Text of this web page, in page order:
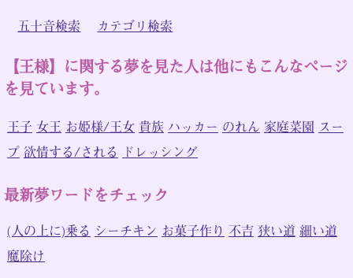
五十音検索 カテゴリ検索
【王様】に関する夢を見た人は他にもこんなページ
を見ています。
王子 女王 お姫様/王女 貴族 ハッカー のれん 家庭菜園 スー
プ 欲情する/される ドレッシング
最新夢ワードをチェック
(人の上に)乗る シーチキン お菓子作り 不吉 狭い道 細い道
魔除け